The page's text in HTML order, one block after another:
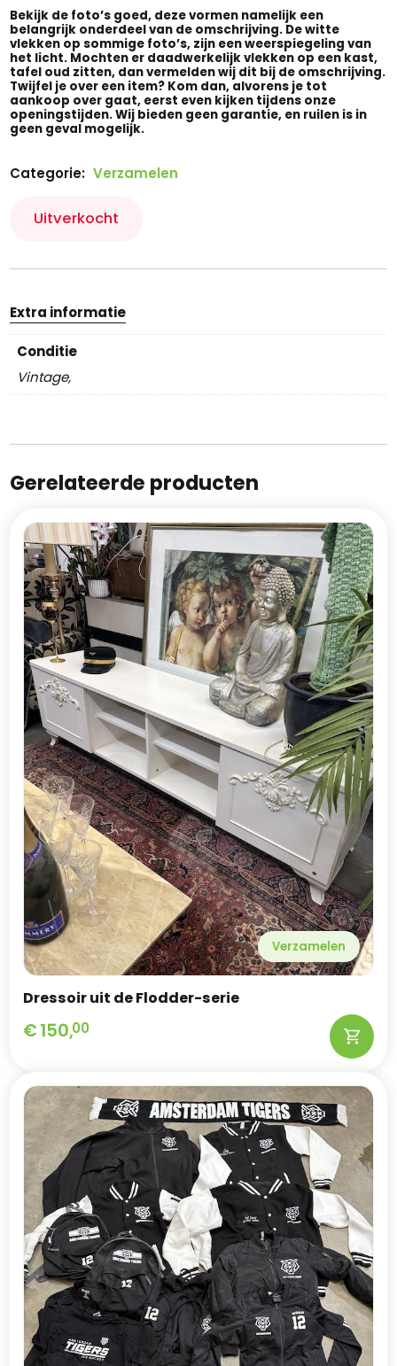
Bekijk de foto’s goed, deze vormen namelijk een
belangrijk onderdeel van de omschrijving. De witte
vlekken op sommige foto’s, zijn een weerspiegeling van
het licht. Mochten er daadwerkelijk vlekken op een kast,
tafel oud zitten, dan vermelden wij dit bij de omschrijving.
Twijfel je over een item? Kom dan, alvorens je tot
aankoop over gaat, eerst even kijken tijdens onze
openingstijden. Wij bieden geen garantie, en ruilen is in
geen geval mogelijk.
Uitverkocht
Categorie: Verzamelen
Extra informatie
Conditie
Vintage,
Gerelateerde producten
Verzamelen
Dressoir uit de Flodder-serie
€150,00